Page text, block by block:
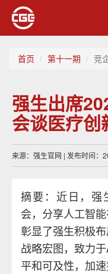
首页 第十一期 竞
强生出席
会谈医疗创
来源：强生官网 | 发布时间：
摘要：近日，强
会，分享人工智
彰显了强生积极
战略宏图，致力
平和可及性，加